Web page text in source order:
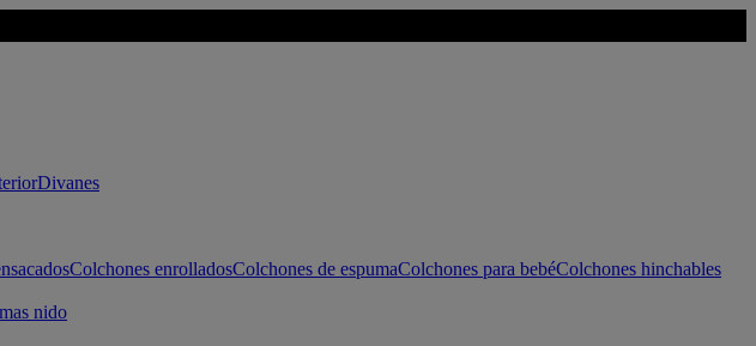
Divanes
Colchones enrolladosColchones de espumaColchones para bebéColchones hinchables
nido